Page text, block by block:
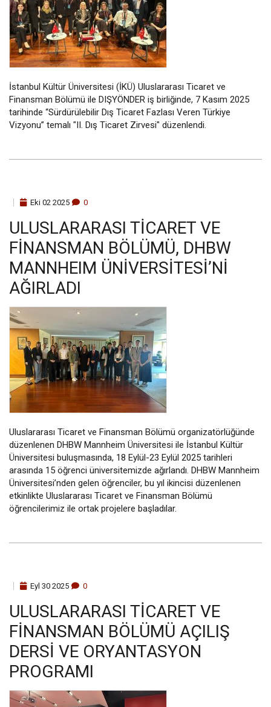
İstanbul Kültür Üniversitesi (İKÜ) Uluslararası Ticaret ve
Finansman Bölümü ile DIŞYÖNDER iş birliğinde, 7 Kasım 2025
tarihinde “Sürdürülebilir Dış Ticaret Fazlası Veren Türkiye
Vizyonu” temalı "II. Dış Ticaret Zirvesi" düzenlendi.
Eki 02 2025 0
ULUSLARARASI TICARET VE
FINANSMAN BÖLÜMÜ, DHBW
MANNHEIM ÜNIVERSITESI’NI
AĞIRLADI
Uluslararası Ticaret ve Finansman Bölümü organizatörlüğünde
düzenlenen DHBW Mannheim Üniversitesi ile İstanbul Kültür
Üniversitesi buluşmasında, 18 Eylül-23 Eylül 2025 tarihleri
arasında 15 öğrenci üniversitemizde ağırlandı. DHBW Mannheim
Üniversitesi’nden gelen öğrenciler, bu yıl ikincisi düzenlenen
etkinlikte Uluslararası Ticaret ve Finansman Bölümü
öğrencilerimiz ile ortak projelere başladılar.
Eyl 30 2025 0
ULUSLARARASI TICARET VE
FINANSMAN BÖLÜMÜ AÇILIŞ
DERSI VE ORYANTASYON
PROGRAMI